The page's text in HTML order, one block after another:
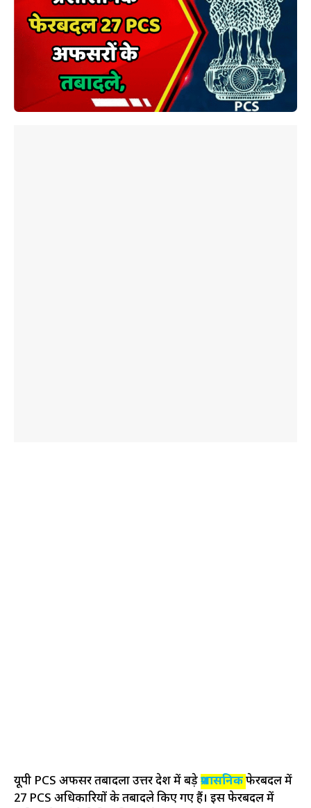
यूपी PCS अफसर तबादला उत्तर प्रदेश में बड़ेप्रशासनिकफेरबदल में
27 PCS अधिकारियों के तबादले किए गए हैं। इस फेरबदल में